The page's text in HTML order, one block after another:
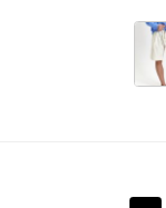
Аксессуары